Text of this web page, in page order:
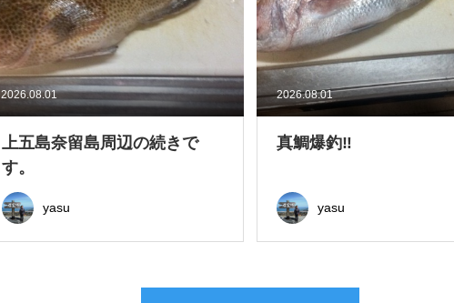
2026.08.01
上五島奈留島周辺の続きで
す。
yasu
2026.08.01
真鯛爆釣‼
yasu